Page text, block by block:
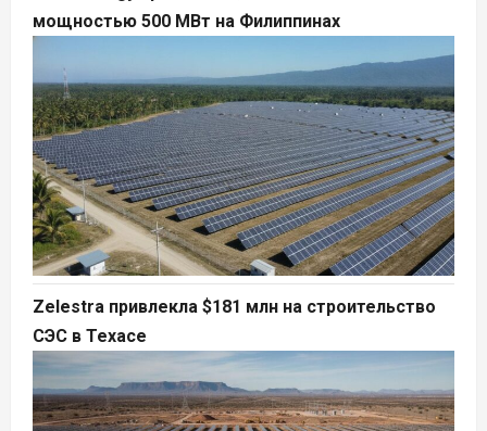
мощностью 500 МВт на Филиппинах
Zelestra привлекла $181 млн на строительство
СЭС в Техасе